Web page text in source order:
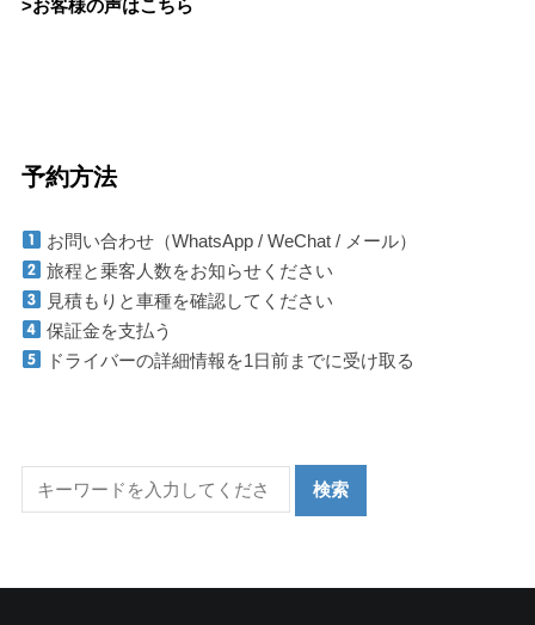
>お客様の声はこちら
予約方法
お問い合わせ（WhatsApp / WeChat / メール）
旅程と乗客人数をお知らせください
見積もりと車種を確認してください
保証金を支払う
ドライバーの詳細情報を1日前までに受け取る